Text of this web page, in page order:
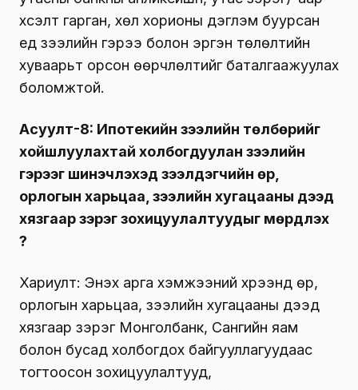
хүсэлт гарган, хөл хорионы дэглэм буурсан
үед зээлийн гэрээ болон эргэн төлөлтийн
хуваарьт орсон өөрчлөлтийг баталгаажуулах
боломжтой.
Асуулт-8: Ипотекийн зээлийн төлбөрийг
хойшлуулахтай холбогдуулан зээлийн
гэрээг шинэчлэхэд зээлдэгчийн өр,
орлогын харьцаа, зээлийн хугацааны дээд
хязгаар зэрэг зохицуулалтуудыг мөрдүүлэх
үү?
Хариулт: Энэхүү арга хэмжээний хүрээнд өр,
орлогын харьцаа, зээлийн хугацааны дээд
хязгаар зэрэг Монголбанк, Сангийн яам
болон бусад холбогдох байгууллагуудаас
тогтоосон зохицуулалтууд,